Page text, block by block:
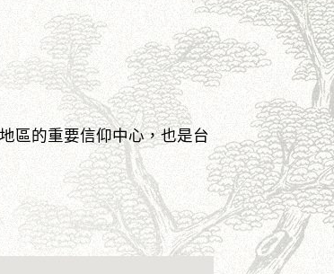
區的重要信仰中心，也是台